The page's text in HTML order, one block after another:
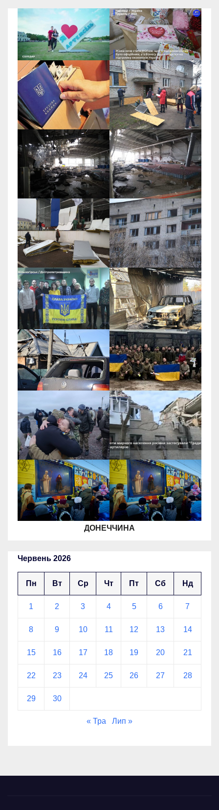
ДОНЕЧЧИНА
Червень 2026
Пн Вт Ср Чт Пт Сб Нд
1 2 3 4 5 6 7
8 9 10 11 12 13 14
15 16 17 18 19 20 21
22 23 24 25 26 27 28
29 30
« Тра Лип »